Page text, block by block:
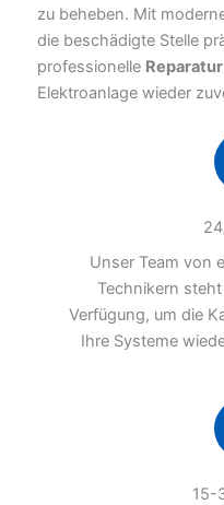
zu beheben. Mit
die beschädigte Stelle
professionelle Reparatur
Elektroanlage wieder
Unser Team von
Technikern
Verfügung, um die
Ihre Systeme
15-